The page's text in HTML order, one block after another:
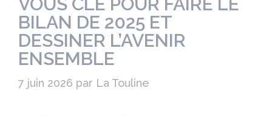
BILAN DE 2025 ET
DESSINER L’AVENIR
ENSEMBLE
7 juin 2026 par La Touline